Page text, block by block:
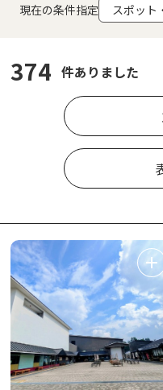
現在の条件指定 スポット
374 件ありました